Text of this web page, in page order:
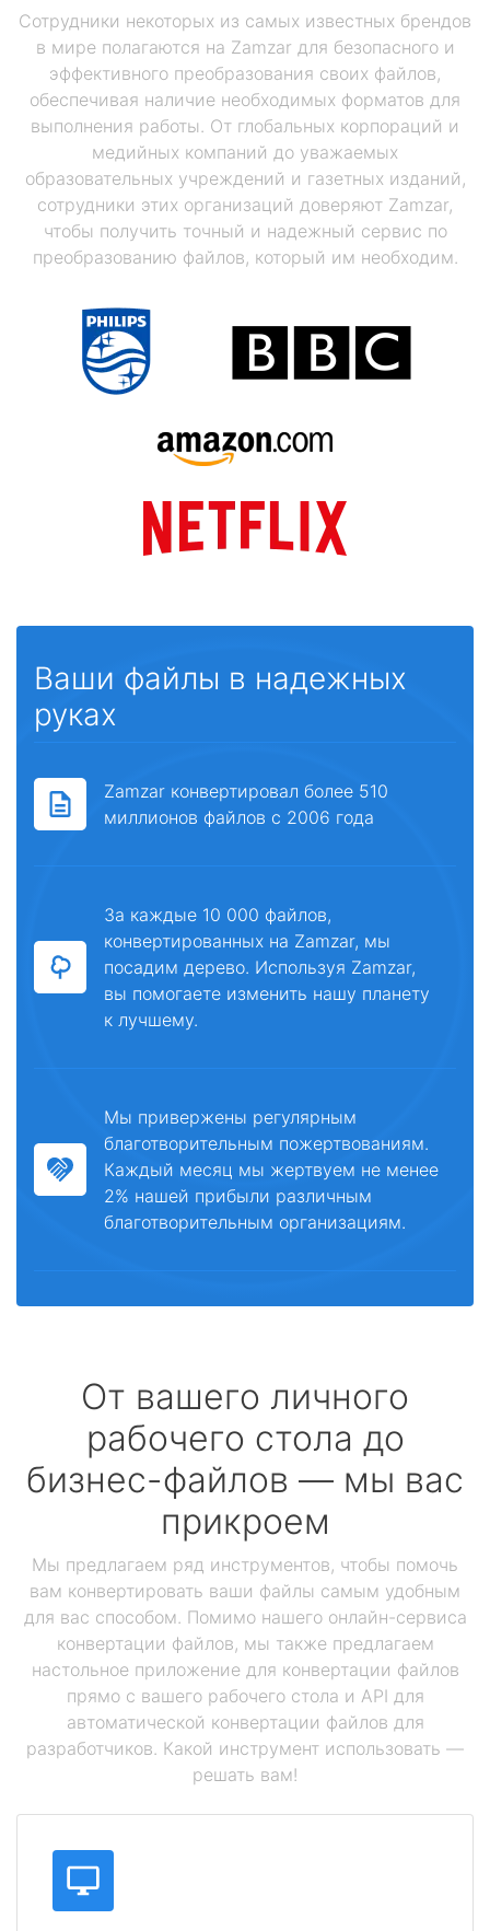
Сотрудники некоторых из самых известных брендов
в мире полагаются на Zamzar для безопасного и
эффективного преобразования своих файлов,
обеспечивая наличие необходимых форматов для
выполнения работы. От глобальных корпораций и
медийных компаний до уважаемых
образовательных учреждений и газетных изданий,
сотрудники этих организаций доверяют Zamzar,
чтобы получить точный и надежный сервис по
преобразованию файлов, который им необходим.
Ваши файлы в надежных
руках
Zamzar конвертировал более 510
миллионов файлов с 2006 года
За каждые 10 000 файлов,
конвертированных на Zamzar, мы
посадим дерево. Используя Zamzar,
вы помогаете изменить нашу планету
к лучшему.
Мы привержены регулярным
благотворительным пожертвованиям.
Каждый месяц мы жертвуем не менее
2% нашей прибыли различным
благотворительным организациям.
От вашего личного
рабочего стола до
бизнес-файлов — мы вас
прикроем
Мы предлагаем ряд инструментов, чтобы помочь
вам конвертировать ваши файлы самым удобным
для вас способом. Помимо нашего онлайн-сервиса
конвертации файлов, мы также предлагаем
настольное приложение для конвертации файлов
прямо с вашего рабочего стола и API для
автоматической конвертации файлов для
разработчиков. Какой инструмент использовать —
решать вам!